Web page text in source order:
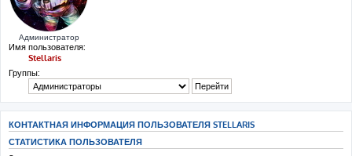
Администратор
Имя пользователя:
Stellaris
Группы:
КОНТАКТНАЯ ИНФОРМАЦИЯ ПОЛЬЗОВАТЕЛЯ STELLARIS
СТАТИСТИКА ПОЛЬЗОВАТЕЛЯ